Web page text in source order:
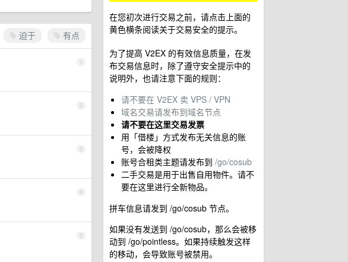
在您初次进行交易之前，请点击上面的
黄色横条阅读关于交易安全的提示。
为了提高 V2EX 的有效信息质量，在发
布交易信息时，除了遵守安全提示中的
说明外，也请注意下面的规则：
请不要在 V2EX 卖 VPS / VPN
域名交易请发布到域名节点
请不要在这里交易发票
用「借楼」方式发布无关信息的账
号，会被降权
账号合租类主题请发布到 /go/cosub
二手交易是用于出售自用物件。请不
要在这里进行全新物品。
拼车信息请发到 /go/cosub 节点。
如果没有发送到 /go/cosub，那么会被移
动到 /go/pointless。如果持续触发这样
的移动，会导致账号被禁用。
迫于 有点
1
2
3
4
5